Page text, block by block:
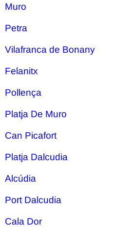
Muro
Petra
Vilafranca de Bonany
Felanitx
Pollença
Platja De Muro
Can Picafort
Platja Dalcudia
Alcúdia
Port Dalcudia
Cala Dor